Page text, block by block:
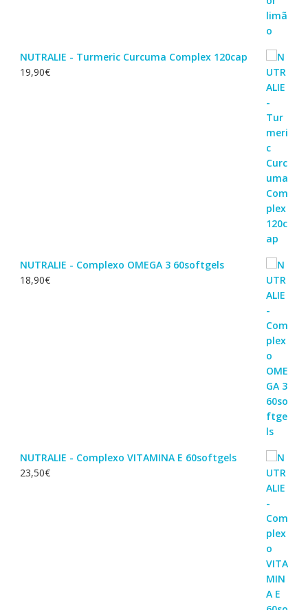
NUTRALIE - Turmeric Curcuma Complex 120cap
19,90€
NUTRALIE - Complexo OMEGA 3 60softgels
18,90€
NUTRALIE - Complexo VITAMINA E 60softgels
23,50€